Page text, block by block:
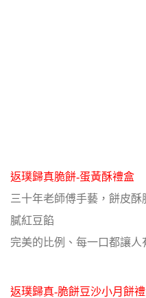
返璞歸真脆餅-蛋黃酥禮盒
三十年老師傅手藝，餅皮
膩紅豆餡
完美的比例、每一口都讓人
返璞歸真-脆餅豆沙小月餅